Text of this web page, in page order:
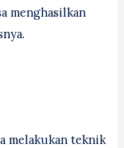
menghasilkan
melakukan teknik